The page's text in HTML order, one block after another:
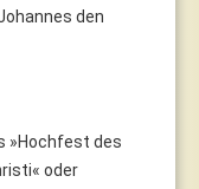
den
»Hochfest des
oder